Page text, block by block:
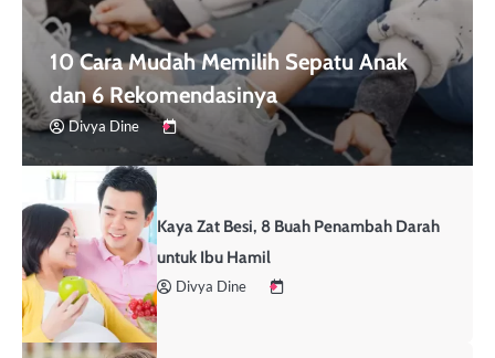
10 Cara Mudah Memilih Sepatu Anak
dan 6 Rekomendasinya
Divya Dine
Kaya Zat Besi, 8 Buah Penambah Darah
untuk Ibu Hamil
Divya Dine